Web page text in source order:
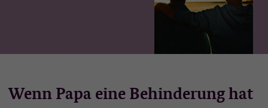
Wenn Papa eine Behinderung hat